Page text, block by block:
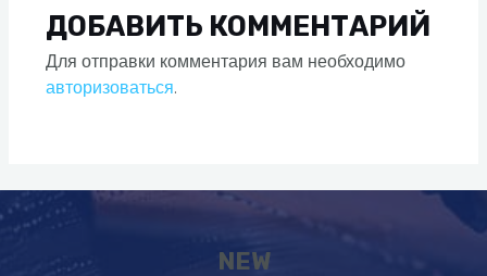
ДОБАВИТЬ КОММЕНТАРИЙ
Для отправки комментария вам необходимо
авторизоваться.
NEW